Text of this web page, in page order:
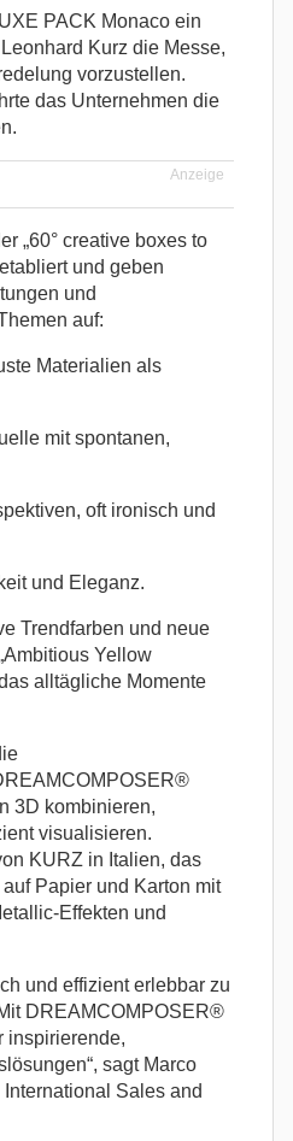
PACK Monaco ein
Kurz die Messe,
vorzustellen.
das Unternehmen die
Anzeige
„60° creative boxes to
und geben
und
auf:
Materialien als
mit spontanen,
oft ironisch und
und Eleganz.
Trendfarben und neue
Yellow
alltägliche Momente
3D kombinieren,
visualisieren.
KURZ in Italien, das
Papier und Karton mit
Effekten und
und effizient erlebbar zu
DREAMCOMPOSER®
inspirierende,
sagt Marco
Sales and